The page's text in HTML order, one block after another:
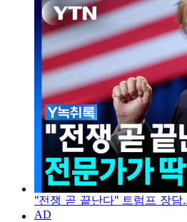
"전쟁 곧 끝난다" 트럼프 장